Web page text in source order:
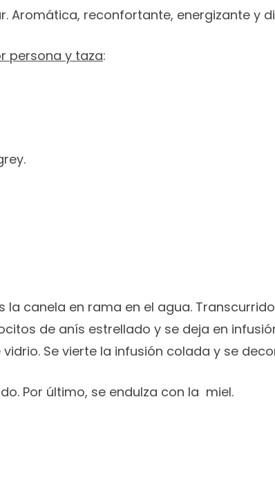
Aromática, reconfortante, energizante y
persona y taza:
la canela en rama en el agua.
de anís estrellado y se deja en
Se vierte la infusión colada y se
Por último, se endulza con la miel.